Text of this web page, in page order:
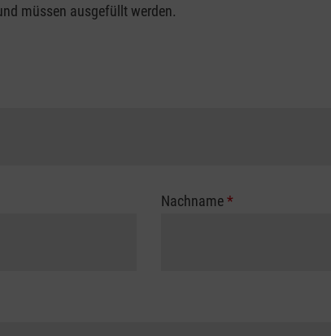
Kursgebühr als Selbstzahler.
müssen ausgefüllt werden.
Nachname*